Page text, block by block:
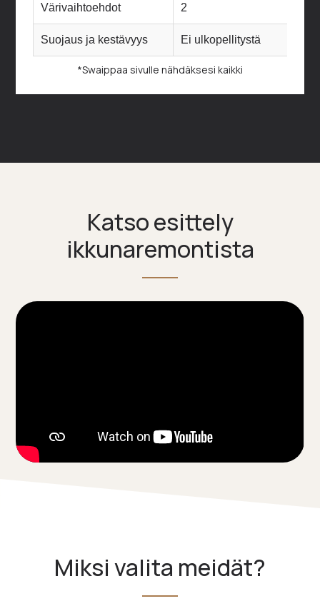
Värivaihtoehdot 2
Suojaus ja kestävyys Ei ulkopellitystä
*Swaippaa sivulle nähdäksesi kaikki
Katso esittely
ikkunaremontista
Miksi valita meidät?